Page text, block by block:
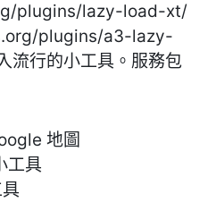
plugins/lazy-load-xt/
plugins/a3-lazy-
流行的小工具。服務包
地圖
工具